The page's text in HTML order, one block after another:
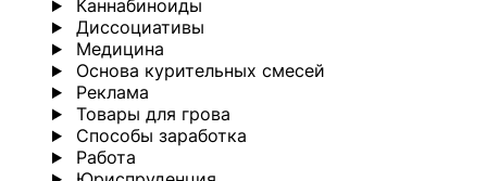
Каннабиноиды
Диссоциативы
Медицина
Основа курительных смесей
Реклама
Товары для грова
Способы заработка
Работа